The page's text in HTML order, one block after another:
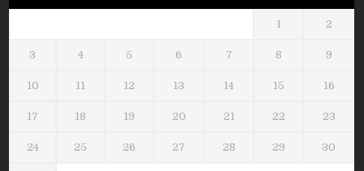
1 2
3 4 5 6 7 8 9
10 11 12 13 14 15 16
17 18 19 20 21 22 23
24 25 26 27 28 29 30